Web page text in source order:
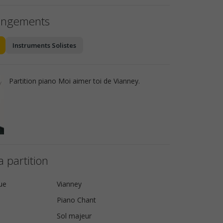
Instruments Solistes
Partition piano Moi aimer toi de Vianney.
partition
Vianney
Piano Chant
Sol majeur